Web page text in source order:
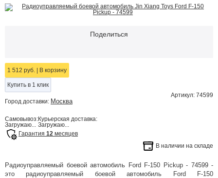
Поделиться
1 512 руб. В корзину
Купить в 1 клик
Артикул: 74599
Город доставки: Москва
Самовывоз:
Загружаю...
Курьерская доставка:
Загружаю...
Гарантия 12 месяцев
В наличии на складе
Радиоуправляемый боевой автомобиль Ford F-150 Pickup - 74599 -
это радиоуправляемый боевой автомобиль Ford F-150